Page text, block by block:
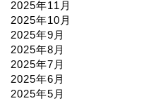
2025年11月
2025年10月
2025年9月
2025年8月
2025年7月
2025年6月
2025年5月